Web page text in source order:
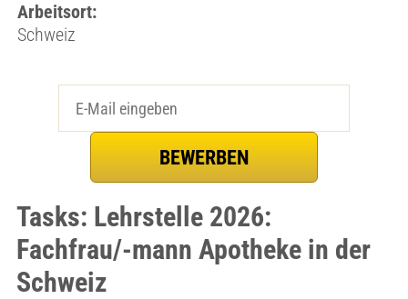
Arbeitsort:
Schweiz
Tasks: Lehrstelle 2026:
Fachfrau/-mann Apotheke in der
Schweiz